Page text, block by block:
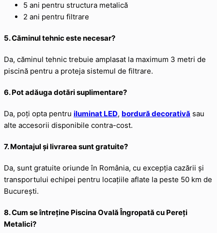
5 ani pentru structura metalică
2 ani pentru filtrare
5. Căminul tehnic este necesar?
Da, căminul tehnic trebuie amplasat la maximum 3 metri de
piscină pentru a proteja sistemul de filtrare.
6. Pot adăuga dotări suplimentare?
Da, poți opta pentru iluminat LED, bordură decorativă sau
alte accesorii disponibile contra-cost.
7. Montajul și livrarea sunt gratuite?
Da, sunt gratuite oriunde în România, cu excepția cazării și
transportului echipei pentru locațiile aflate la peste 50 km de
București.
8. Cum se întreține Piscina Ovală Îngropată cu Pereți
Metalici?